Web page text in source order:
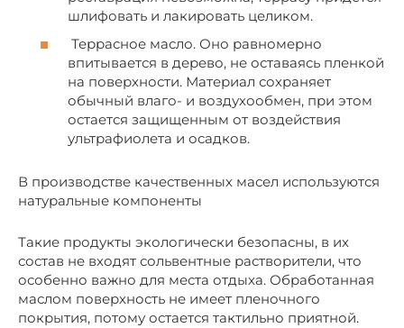
шлифовать и лакировать целиком.
Террасное масло. Оно равномерно
впитывается в дерево, не оставаясь пленкой
на поверхности. Материал сохраняет
обычный влаго- и воздухообмен, при этом
остается защищенным от воздействия
ультрафиолета и осадков.
В производстве качественных масел используются
натуральные компоненты
Такие продукты экологически безопасны, в их
состав не входят сольвентные растворители, что
особенно важно для места отдыха. Обработанная
маслом поверхность не имеет пленочного
покрытия, потому остается тактильно приятной.